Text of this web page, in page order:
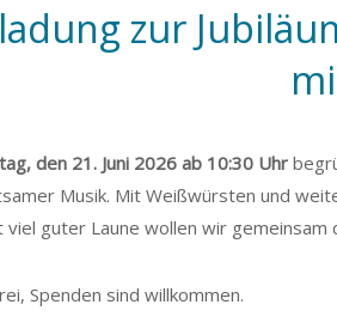
zur
den 21. Juni 2026 ab 10:30 Uhr
Musik. Mit Weißwürsten und
viel guter Laune wollen wir gemeinsam
Spenden sind willkommen.